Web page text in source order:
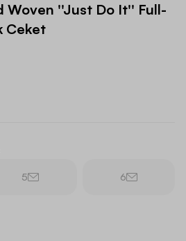
Woven ''Just Do It'' Full-
Ceket
5 6